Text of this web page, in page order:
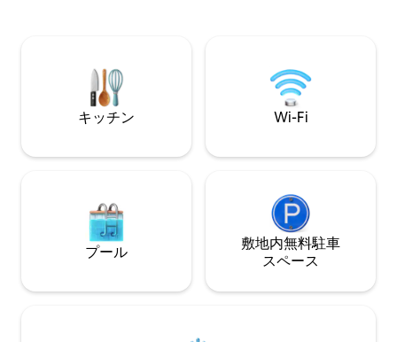
交換が備わったお
自転車もあります
キッチン Wi-Fi
プール
敷地内無料駐⁠車
ス⁠ペ⁠ー⁠ス